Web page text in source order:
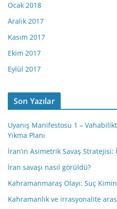
Ocak 2018
Aralık 2017
Kasım 2017
Ekim 2017
Eylül 2017
Son Yazılar
Uyanış Manifestosu 1 –
Yıkma Planı
İran’ın Asimetrik Savaş Stratejisi:
İran savaşı nasıl görüldü?
Kahramanmaraş Olayı: Suç
Kahramanlık ve irrasyonalite